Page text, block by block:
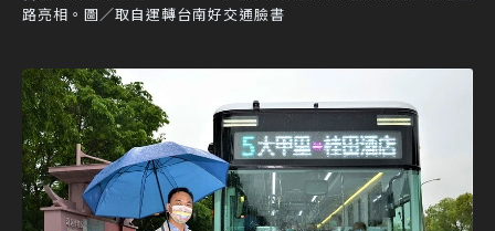
路亮相。圖／取自運轉台南好交通臉書